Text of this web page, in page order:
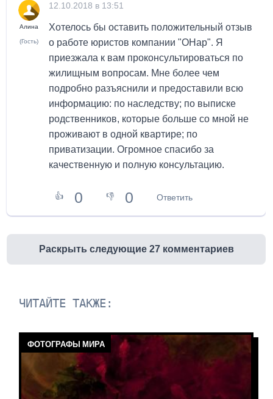
Алина
(Гость)
12.10.2018 в 13:51
Хотелось бы оставить положительный отзыв
о работе юристов компании "ОНар". Я
приезжала к вам проконсультироваться по
жилищным вопросам. Мне более чем
подробно разъяснили и предоставили всю
информацию: по наследству; по выписке
родственников, которые больше со мной не
проживают в одной квартире; по
приватизации. Огромное спасибо за
качественную и полную консультацию.
👍 0 👎 0 Ответить
Раскрыть следующие 27 комментариев
ЧИТАЙТЕ ТАКЖЕ:
ФОТОГРАФЫ МИРА